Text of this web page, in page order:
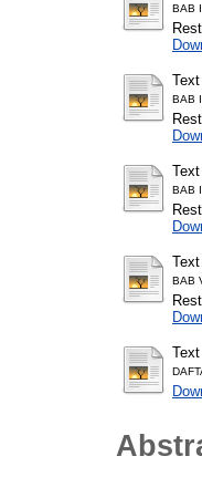
BAB
Text
BAB
Text
BAB
Text
BAB
Text